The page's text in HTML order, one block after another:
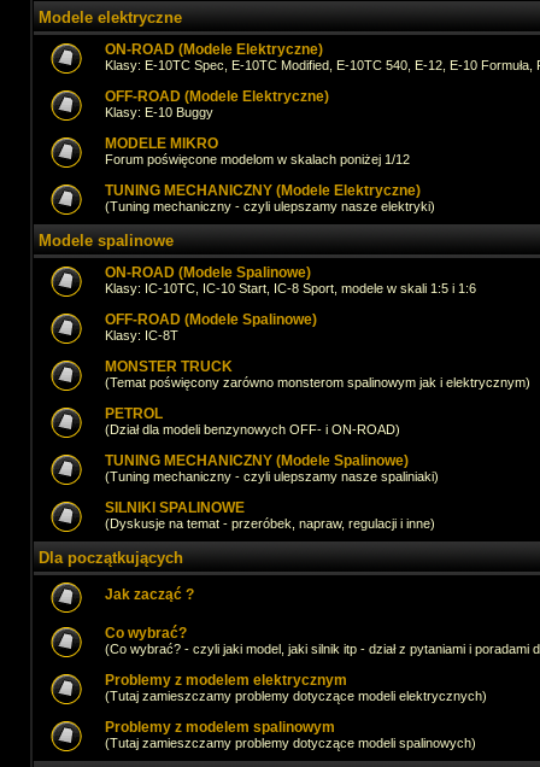
Modele elektryczne
ON-ROAD (Modele Elektryczne)
Klasy: E-10TC Spec, E-10TC Modified, E-10TC 540, E-12, E-10 Formuła,
OFF-ROAD (Modele Elektryczne)
Klasy: E-10 Buggy
MODELE MIKRO
Forum poświęcone modelom w skalach poniżej 1/12
TUNING MECHANICZNY (Modele Elektryczne)
(Tuning mechaniczny - czyli ulepszamy nasze elektryki)
Modele spalinowe
ON-ROAD (Modele Spalinowe)
Klasy: IC-10TC, IC-10 Start, IC-8 Sport, modele w skali 1:5 i 1:6
OFF-ROAD (Modele Spalinowe)
Klasy: IC-8T
MONSTER TRUCK
(Temat poświęcony zarówno monsterom spalinowym jak i elektrycznym)
PETROL
(Dział dla modeli benzynowych OFF- i ON-ROAD)
TUNING MECHANICZNY (Modele Spalinowe)
(Tuning mechaniczny - czyli ulepszamy nasze spaliniaki)
SILNIKI SPALINOWE
(Dyskusje na temat - przeróbek, napraw, regulacji i inne)
Dla początkujących
Jak zacząć ?
Co wybrać?
(Co wybrać? - czyli jaki model, jaki silnik itp - dział z pytaniami i poradami
Problemy z modelem elektrycznym
(Tutaj zamieszczamy problemy dotyczące modeli elektrycznych)
Problemy z modelem spalinowym
(Tutaj zamieszczamy problemy dotyczące modeli spalinowych)